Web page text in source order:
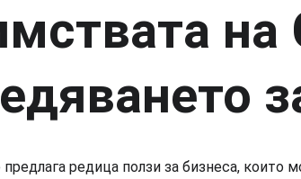
на
редица ползи за бизнеса, които